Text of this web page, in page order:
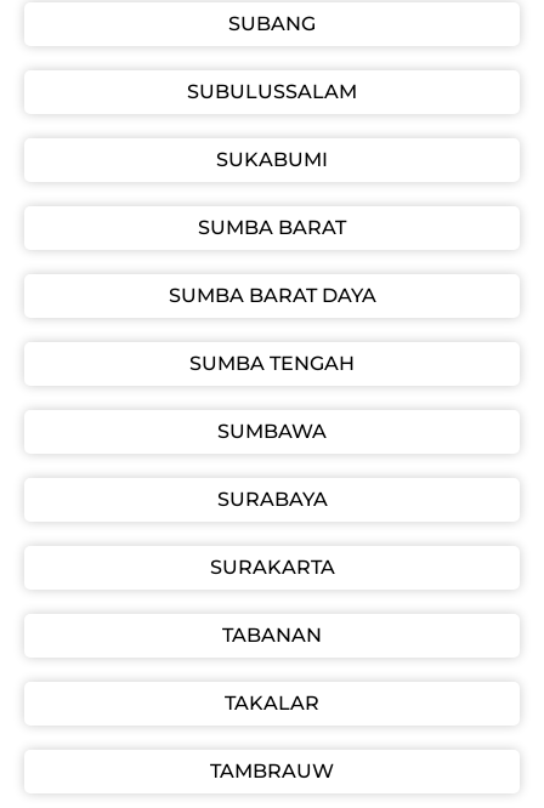
SUBANG
SUBULUSSALAM
SUKABUMI
SUMBA BARAT
SUMBA BARAT DAYA
SUMBA TENGAH
SUMBAWA
SURABAYA
SURAKARTA
TABANAN
TAKALAR
TAMBRAUW